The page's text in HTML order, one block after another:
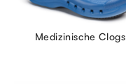
Medizinische Clogs